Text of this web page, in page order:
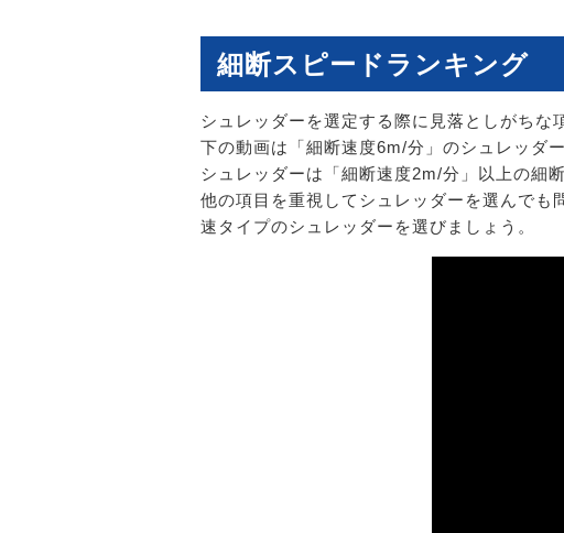
細断スピードランキング
シュレッダーを選定する際に見落としがちな
下の動画は「細断速度6m/分」のシュレッダ
シュレッダーは「細断速度2m/分」以上の細
他の項目を重視してシュレッダーを選んで
速タイプのシュレッダーを選びましょう。